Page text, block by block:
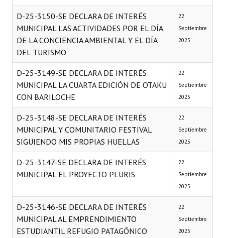
D-25-3150-SE DECLARA DE INTERÉS
MUNICIPAL LAS ACTIVIDADES POR EL DÍA
DE LA CONCIENCIA AMBIENTAL Y EL DÍA
DEL TURISMO
22
Septiembre
2025
D-25-3149-SE DECLARA DE INTERÉS
MUNICIPAL LA CUARTA EDICIÓN DE OTAKU
CON BARILOCHE
22
Septiembre
2025
D-25-3148-SE DECLARA DE INTERÉS
MUNICIPAL Y COMUNITARIO FESTIVAL
SIGUIENDO MIS PROPIAS HUELLAS
22
Septiembre
2025
D-25-3147-SE DECLARA DE INTERÉS
MUNICIPAL EL PROYECTO PLURIS
22
Septiembre
2025
D-25-3146-SE DECLARA DE INTERÉS
MUNICIPAL AL EMPRENDIMIENTO
ESTUDIANTIL REFUGIO PATAGÓNICO
22
Septiembre
2025